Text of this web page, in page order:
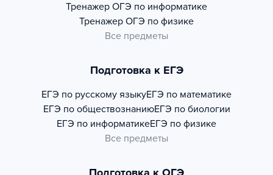
Тренажер ОГЭ по информатике
Тренажер ОГЭ по физике
Все предметы
Подготовка к ЕГЭ
ЕГЭ по русскому языкуЕГЭ по математике
ЕГЭ по обществознаниюЕГЭ по биологии
ЕГЭ по информатикеЕГЭ по физике
Все предметы